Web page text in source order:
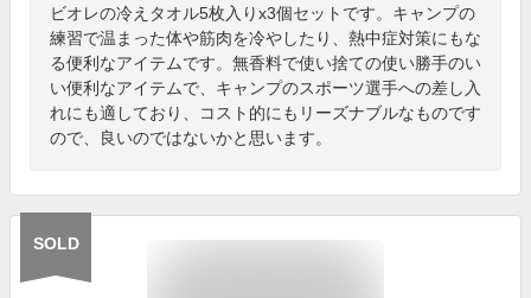
ビオレの冷えタオル5枚入りx3個セットです。キャンプの
練習で温まった体や筋肉を冷やしたり、熱中症対策にもな
る便利なアイテムです。無香料で使い捨ての使い勝手のい
い便利なアイテムで、キャンプのスポーツ選手への差し入
れにも適しており、コスト的にもリーズナブルなものです
ので、良いのではないかと思います。
SOLD